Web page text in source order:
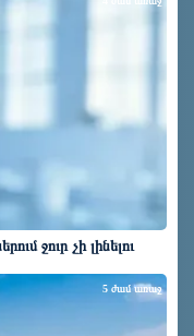
ջուր չի լինելու
5 ժամ առաջ